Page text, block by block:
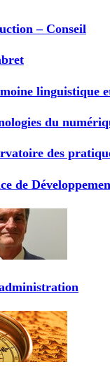
– Conseil
linguistique
du
des
de